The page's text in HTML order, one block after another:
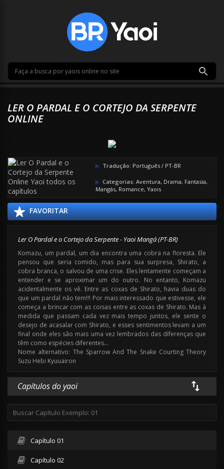
LER O PARDAL E O CORTEJO DA SERPENTE
ONLINE
Tradução: Português / PT-BR
Categorias: Aventura, Drama, Fantasia,
Mangás, Romance, Yaois
FAVORITAR
Ler O Pardal e o Cortejo da Serpente - Yaoi Mangá (PT-BR)
Komazu, um pardal, um dia encontra uma cobra na floresta. Ele
pensou que seria comido, mas para sua surpresa, Shirato, a
cobra branca, o salvou de uma crise. Eles lentamente começam a
entender e se aproximar um do outro. No entanto, Komazu
acidentalmente os vê. Entre as coxas de Shirato, havia duas do
que um pardal não tem!!! Por mais interessado que estivesse, ele
começa a brincar com as coisas entre as coxas de Shirato. Mas à
medida que passam cada vez mais tempo juntos, ele sente o
desejo de acasalar com Shirato, e esses sentimentos levam a um
final onde eles são mais uma vez lembrados das diferenças que
têm como espécies diferentes…
Nome alternativo: The Sparrow And The Snake Courting Theory
Suzu Hebi Kyuuairon
Capítulos do yaoi
Capítulo 01
Capítulo 02